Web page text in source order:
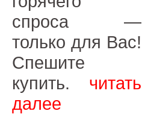
спроса —
только для Вас!
Спешите
купить. читать
далее